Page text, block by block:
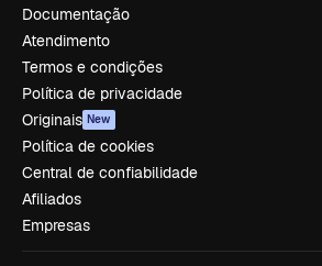
Documentação
Atendimento
Termos e condições
Política de privacidade
Originais New
Política de cookies
Central de confiabilidade
Afiliados
Empresas